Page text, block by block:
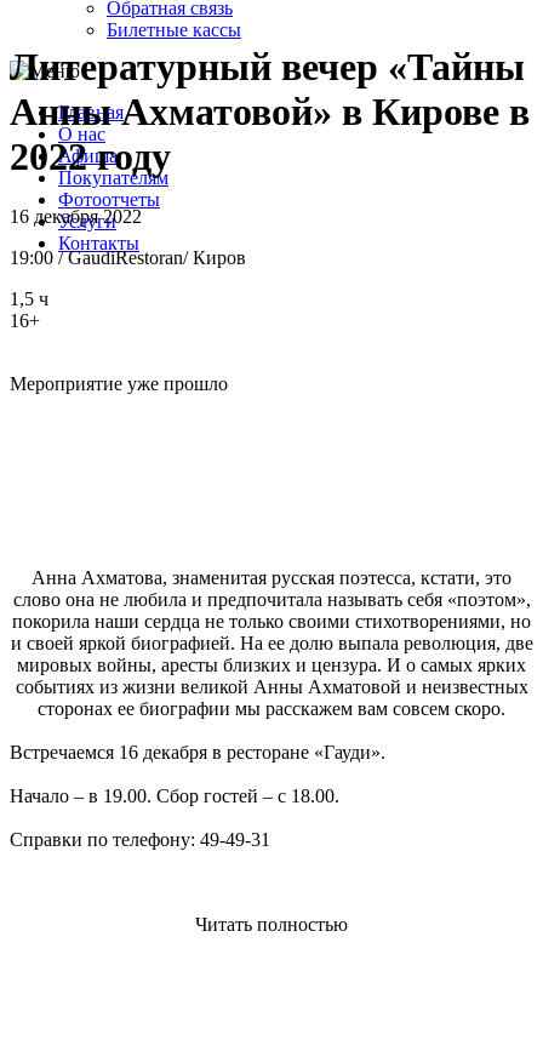
Обратная связь
Билетные кассы
Главная
О нас
Афиша
Покупателям
Фотоотчеты
Услуги
Контакты
Литературный вечер «Тайны
Анны Ахматовой» в Кирове в
2022 году
16 декабря 2022
19:00 /GaudiRestoran/Киров
1,5 ч
16+
Мероприятие уже прошло
Анна Ахматова, знаменитая русская поэтесса, кстати, это
слово она не любила и предпочитала называть себя «поэтом»,
покорила наши сердца не только своими стихотворениями, но
и своей яркой биографией. На ее долю выпала революция, две
мировых войны, аресты близких и цензура. И о самых ярких
событиях из жизни великой Анны Ахматовой и неизвестных
сторонах ее биографии мы расскажем вам совсем скоро.
Встречаемся 16 декабря в ресторане «Гауди».
Начало – в 19.00. Сбор гостей – с 18.00.
Справки по телефону: 49-49-31
Читать полностью